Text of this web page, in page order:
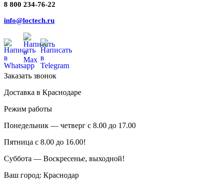
8 800 234-76-22
info@loctech.ru
Заказать звонок
Доставка в Краснодаре
Режим работы
Понедельник — четверг с 8.00 до 17.00
Пятница с 8.00 до 16.00!
Суббота — Воскресенье, выходной!
Ваш город: Краснодар